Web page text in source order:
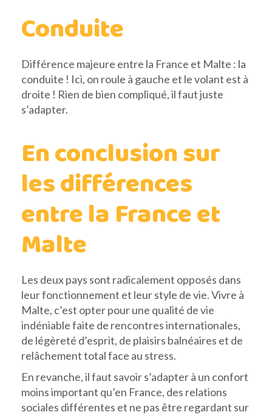
Conduite
Différence majeure entre la France et Malte : la
conduite ! Ici, on roule à gauche et le volant est à
droite ! Rien de bien compliqué, il faut juste
s’adapter.
En conclusion sur
les différences
entre la France et
Malte
Les deux pays sont radicalement opposés dans
leur fonctionnement et leur style de vie. Vivre à
Malte, c’est opter pour une qualité de vie
indéniable faite de rencontres internationales,
de légèreté d’esprit, de plaisirs balnéaires et de
relâchement total face au stress.
En revanche, il faut savoir s’adapter à un confort
moins important qu’en France, des relations
sociales différentes et ne pas être regardant sur